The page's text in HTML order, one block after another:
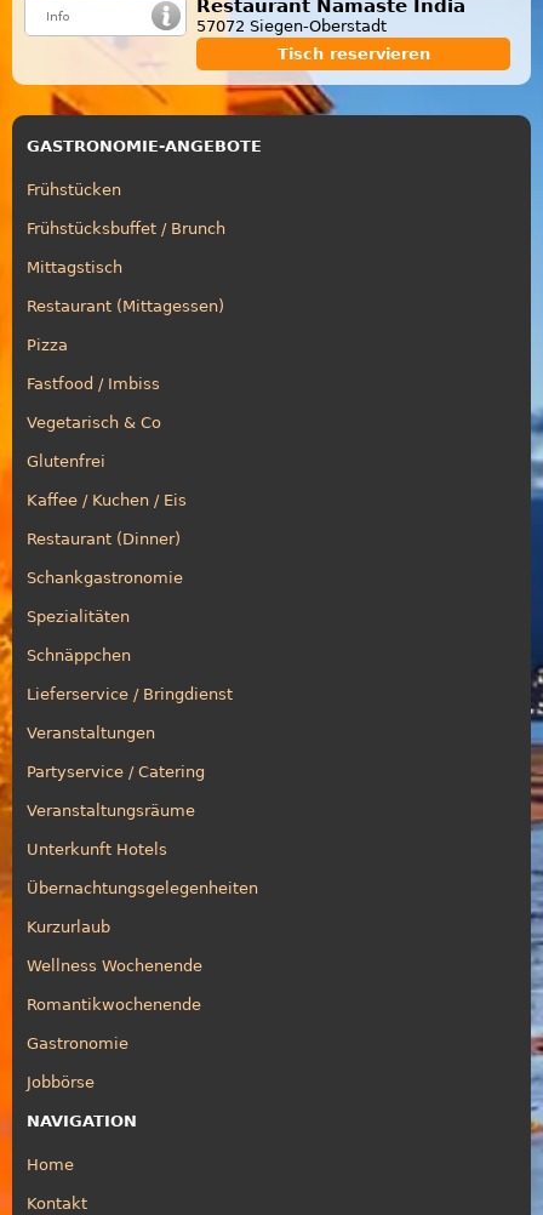
Restaurant Namaste India
57072 Siegen-Oberstadt
Tisch reservieren
GASTRONOMIE-ANGEBOTE
Frühstücken
Frühstücksbuffet / Brunch
Mittagstisch
Restaurant (Mittagessen)
Pizza
Fastfood / Imbiss
Vegetarisch & Co
Glutenfrei
Kaffee / Kuchen / Eis
Restaurant (Dinner)
Schankgastronomie
Spezialitäten
Schnäppchen
Lieferservice / Bringdienst
Veranstaltungen
Partyservice / Catering
Veranstaltungsräume
Unterkunft Hotels
Übernachtungsgelegenheiten
Kurzurlaub
Wellness Wochenende
Romantikwochenende
Gastronomie
Jobbörse
NAVIGATION
Home
Kontakt